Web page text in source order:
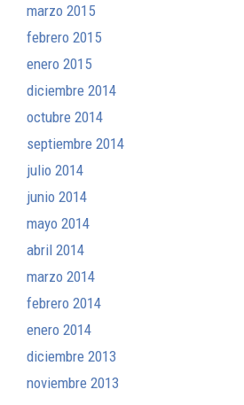
marzo 2015
febrero 2015
enero 2015
diciembre 2014
octubre 2014
septiembre 2014
julio 2014
junio 2014
mayo 2014
abril 2014
marzo 2014
febrero 2014
enero 2014
diciembre 2013
noviembre 2013